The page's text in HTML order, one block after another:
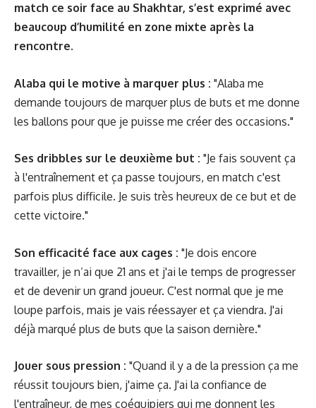
match ce soir face au Shakhtar, s’est exprimé avec
beaucoup d’humilité en zone mixte après la
rencontre.
Alaba qui le motive à marquer plus : "Alaba me
demande toujours de marquer plus de buts et me donne
les ballons pour que je puisse me créer des occasions."
Ses dribbles sur le deuxième but : "Je fais souvent ça
à l'entraînement et ça passe toujours, en match c'est
parfois plus difficile. Je suis très heureux de ce but et de
cette victoire."
Son efficacité face aux cages : "Je dois encore
travailler, je n’ai que 21 ans et j'ai le temps de progresser
et de devenir un grand joueur. C'est normal que je me
loupe parfois, mais je vais réessayer et ça viendra. J'ai
déjà marqué plus de buts que la saison dernière."
Jouer sous pression : "Quand il y a de la pression ça me
réussit toujours bien, j'aime ça. J'ai la confiance de
l'entraîneur, de mes coéquipiers qui me donnent les